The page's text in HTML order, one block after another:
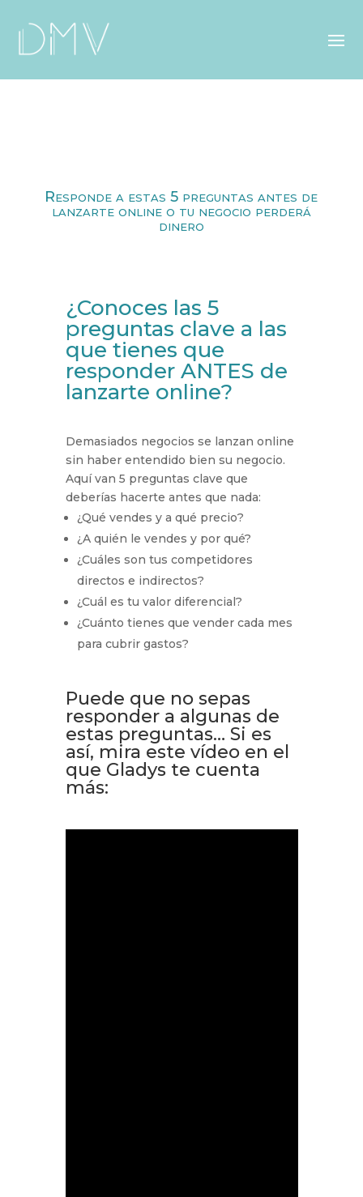
Responde a estas 5 preguntas antes de
lanzarte online o tu negocio perderá
dinero
¿Conoces las 5
preguntas clave a las
que tienes que
responder ANTES de
lanzarte online?
Demasiados negocios se lanzan online
sin haber entendido bien su negocio.
Aquí van 5 preguntas clave que
deberías hacerte antes que nada:
¿Qué vendes y a qué precio?
¿A quién le vendes y por qué?
¿Cuáles son tus competidores
directos e indirectos?
¿Cuál es tu valor diferencial?
¿Cuánto tienes que vender cada mes
para cubrir gastos?
Puede que no sepas
responder a algunas de
estas preguntas… Si es
así, mira este vídeo en el
que Gladys te cuenta
más: